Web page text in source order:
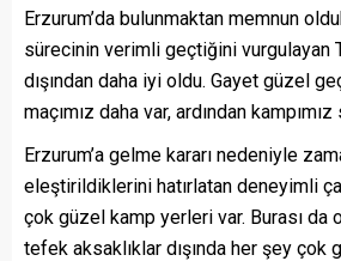
Erzurum’da bulunmaktan memnun
sürecinin verimli geçtiğini vurgulayan
dışından daha iyi oldu. Gayet güzel
maçımız daha var, ardından
Erzurum’a gelme kararı nedeniyle
eleştirildiklerini hatırlatan deneyimli
çok güzel kamp yerleri var. Burası da
tefek aksaklıklar dışında her şey çok